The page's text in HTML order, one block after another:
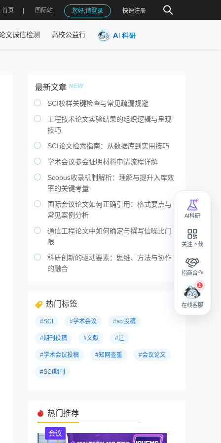
首页 国际站 您好,请登录 快速注册
文诚信检测 高校公益行
最新文章

SCI校样关键检查与常见疏漏规避

工程技术论文实验结果的组织逻辑与呈现
技巧

SCI论文检索指南：从数据库到实用技巧

学术会议参会证明材料申请流程详解

Scopus收录机制解析：理解与提升入库效
率的关键考量

国际会议论文如何正确引用：格式要点与
常见案例分析

通信工程论文中如何确定与撰写信噪比门
限

科研创新的驱动要素：思维、方法与协作
的融合
热门标签
#SCI #学术会议 #sci投稿
#期刊投稿 #文献 #注
#学术会议投稿 #知网查重 #会议论文
#SCI期刊
热门推荐
会议
AI科研
关注下载
招商合作
在线客服